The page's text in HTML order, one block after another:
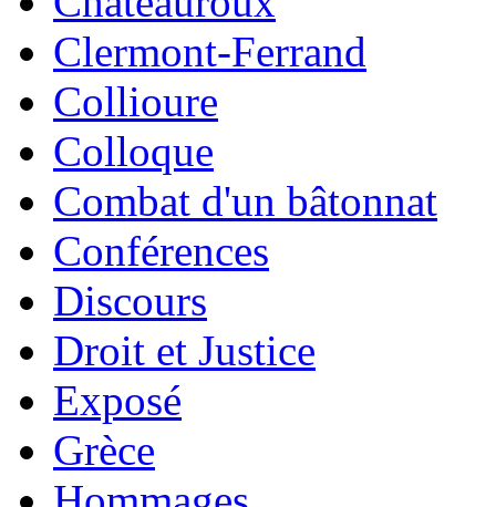
Clermont-Ferrand
Collioure
Colloque
Combat d'un bâtonnat
Conférences
Discours
Droit et Justice
Exposé
Grèce